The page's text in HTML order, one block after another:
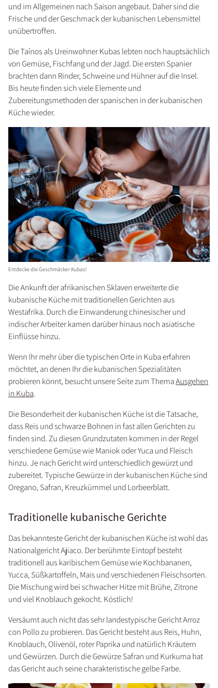
und im Allgemeinen nach Saison angebaut. Daher sind die
Frische und der Geschmack der kubanischen Lebensmittel
unübertroffen.
Die Taínos als Ureinwohner Kubas lebten noch hauptsächlich
von Gemüse, Fischfang und der Jagd. Die ersten Spanier
brachten dann Rinder, Schweine und Hühner auf die Insel.
Bis heute finden sich viele Elemente und
Zubereitungsmethoden der spanischen in der kubanischen
Küche wieder.
Entdecke die Geschmäcker Kubas!
Die Ankunft der afrikanischen Sklaven erweiterte die
kubanische Küche mit traditionellen Gerichten aus
Westafrika. Durch die Einwanderung chinesischer und
indischer Arbeiter kamen darüber hinaus noch asiatische
Einflüsse hinzu.
Wenn Ihr mehr über die typischen Orte in Kuba erfahren
möchtet, an denen Ihr die kubanischen Spezialitäten
probieren könnt, besucht unsere Seite zum ThemaAusgehen
in Kuba.
Die Besonderheit der kubanischen Küche ist die Tatsache,
dass Reis und schwarze Bohnen in fast allen Gerichten zu
finden sind. Zu diesen Grundzutaten kommen in der Regel
verschiedene Gemüse wie Maniok oder Yuca und Fleisch
hinzu. Je nach Gericht wird unterschiedlich gewürzt und
zubereitet. Typische Gewürze in der kubanischen Küche sind
Oregano, Safran, Kreuzkümmel und Lorbeerblatt.
Traditionelle kubanische Gerichte
Das bekannteste Gericht der kubanischen Küche ist wohl das
Nationalgericht Ajiaco. Der berühmte Eintopf besteht
traditionell aus karibischem Gemüse wie Kochbananen,
Yucca, Süßkartoffeln, Mais und verschiedenen Fleischsorten.
Die Mischung wird bei schwacher Hitze mit Brühe, Zitrone
und viel Knoblauch gekocht. Köstlich!
Versäumt auch nicht das sehr landestypische Gericht Arroz
con Pollo zu probieren. Das Gericht besteht aus Reis, Huhn,
Knoblauch, Olivenöl, roter Paprika und natürlich Kräutern
und Gewürzen. Durch die Gewürze Safran und Kurkuma hat
das Gericht auch seine charakteristische gelbe Farbe.